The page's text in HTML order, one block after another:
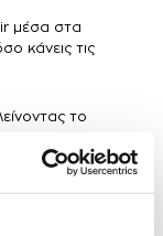
μέσα στα
κάνεις τις
το
για να
αναμονή.